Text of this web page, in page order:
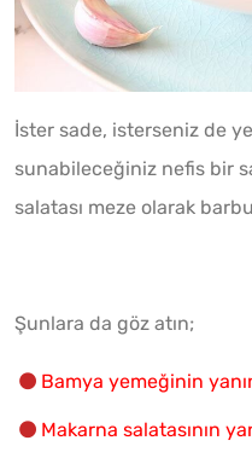
İster sade, isterseniz de
sunabileceğiniz nefis bir
salatası meze olarak
Şunlara da göz atın;
Bamya yemeğinin
Makarna salatasının